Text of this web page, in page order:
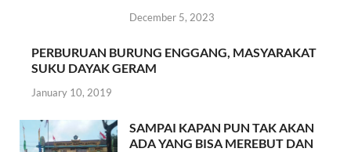
December 5, 2023
PERBURUAN BURUNG ENGGANG, MASYARAKAT
SUKU DAYAK GERAM
January 10, 2019
SAMPAI KAPAN PUN TAK AKAN
ADA YANG BISA MEREBUT DAN